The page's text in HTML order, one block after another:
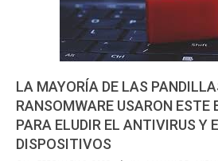
LA MAYORÍA DE LAS
RANSOMWARE USARON ESTE
PARA ELUDIR EL ANTIVIRUS Y
DISPOSITIVOS